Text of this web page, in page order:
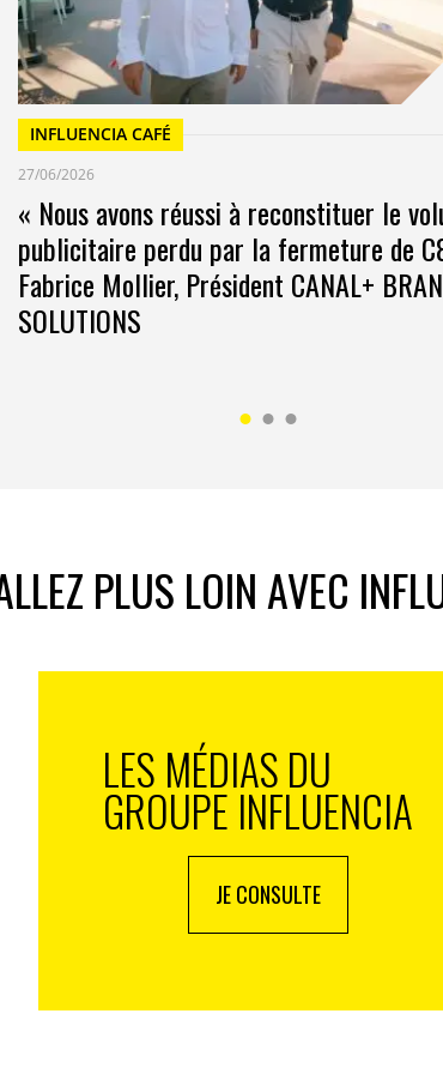
venu dernièrement dans cinq de nos centres
ces dernières années au travers des
vos centres commerciaux ?
d’exception dans des petits coffrets. Le grand
pendant plusieurs mois de l’année une offre
gaufres et chocolats l’hiver dans cinq
et Les Passages Boulogne.
fois qu’elle sort de ses murs et
refroidissantes par les « Icerollers », un vrai
La Fabrique Givrée nous a rejoint à
le partenaire de notre épanouissement,
avec les consommateurs.
à se mettre en scène. On assiste à de vrais
INFLUENCIA CAFÉ
27/06/2026
« Nous avons réussi à reconstituer le
publicitaire perdu par la fermeture de
Fabrice Mollier, Président CANAL+
SOLUTIONS
PLUS LOIN AVEC
LES MÉDIAS DU
GROUPE INFLUENCIA
JE CONSULTE